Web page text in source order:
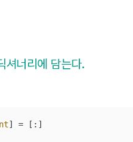
셔너리에 담는다.
] = [:]